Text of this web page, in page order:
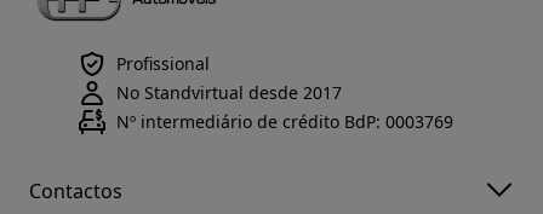
Profissional
No Standvirtual desde 2017
Nº intermediário de crédito BdP: 0003769
Contactos